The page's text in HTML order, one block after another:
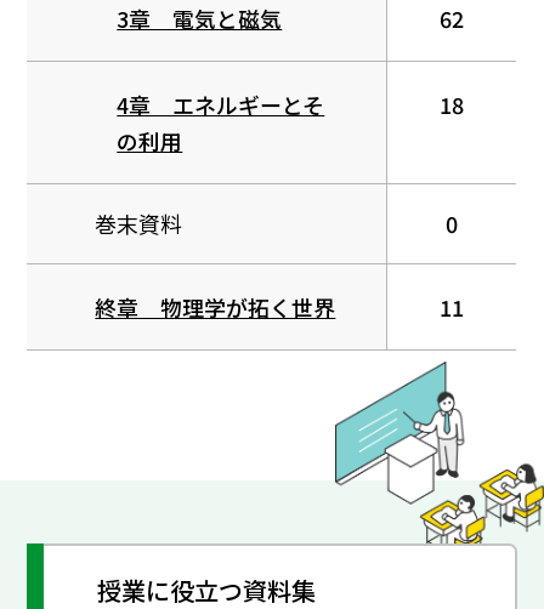
3章 電気と磁気 62
4章 エネルギーとそ
の利用
18
巻末資料 0
終章 物理学が拓く世界 11
授業に役立つ資料集